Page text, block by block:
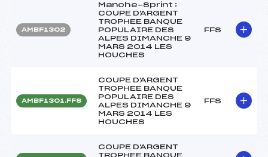
AMBF1302
Manche-Sprint :
COUPE D'ARGENT
TROPHEE BANQUE
POPULAIRE DES
ALPES DIMANCHE 9
MARS 2014 LES
HOUCHES
FFS
AMBF1301.FFS
COUPE D'ARGENT
TROPHEE BANQUE
POPULAIRE DES
ALPES DIMANCHE 9
MARS 2014 LES
HOUCHES
FFS
COUPE D'ARGENT
TROPHEE BANQUE